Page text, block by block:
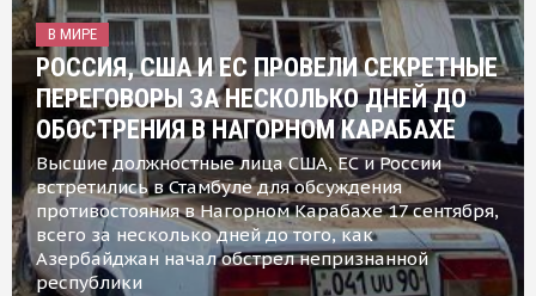
В МИРЕ
РОССИЯ, США И ЕС ПРОВЕЛИ СЕКРЕТНЫЕ
ПЕРЕГОВОРЫ ЗА НЕСКОЛЬКО ДНЕЙ ДО
ОБОСТРЕНИЯ В НАГОРНОМ КАРАБАХЕ
Высшие должностные лица США, ЕС и России
встретились в Стамбуле для обсуждения
противостояния в Нагорном Карабахе 17 сентября,
всего за несколько дней до того, как
Азербайджан начал обстрел непризнанной
республики